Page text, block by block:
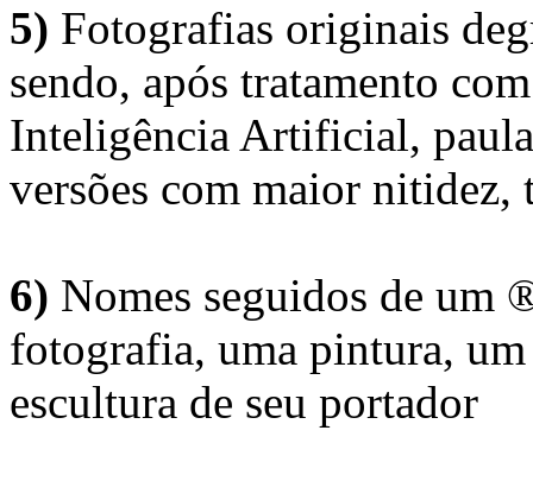
5) Fotografias originais
sendo, após tratamento
Inteligência Artificial,
versões com maior nitidez,
6) Nomes seguidos de um
fotografia, uma pintura,
escultura de seu portador